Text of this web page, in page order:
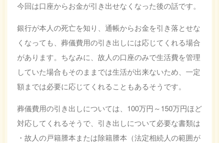
今回は口座からお金が引き出せなくなった後の話です。
銀行が本人の死亡を知り、通帳からお金を引き落とせな
くなっても、葬儀費用の引き出しには応じてくれる場合
があります。ちなみに、故人の口座のみで生活費を管理
していた場合もそのままでは生活が出来ないため、一定
額までは必要に応じてくれることもあるそうです。
葬儀費用の引き出しについては、100万円～150万円ほど
対応してくれるそうで、引き出しについて必要な書類は
・故人の戸籍謄本または除籍謄本（法定相続人の範囲が